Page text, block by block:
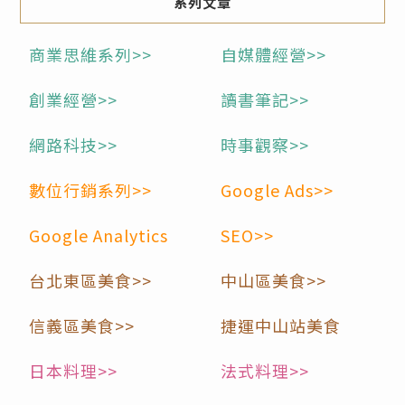
商業思維系列>>
自媒體經營>>
創業經營>>
讀書筆記>>
網路科技>>
時事觀察>>
數位行銷系列>>
Google Ads>>
Google Analytics
SEO>>
台北東區美食>>
中山區美食>>
信義區美食>>
捷運中山站美食
日本料理>>
法式料理>>